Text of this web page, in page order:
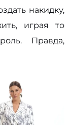
накидку,
играя то
Правда,